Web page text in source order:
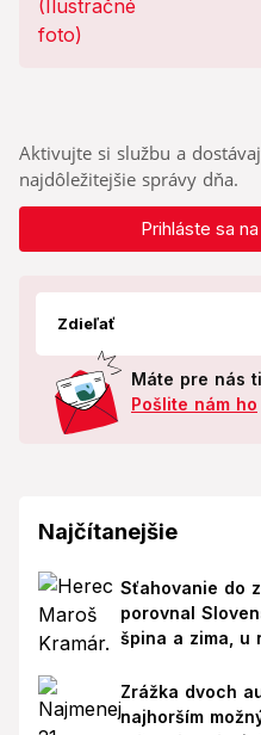
Aktivujte si službu a
najdôležitejšie správy dňa.
Prihláste sa
Zdieľať
Máte pre nás
Pošlite nám ho
Najčítanejšie
Sťahovanie do
porovnal
špina a zima, u
Zrážka dvoch
najhorším